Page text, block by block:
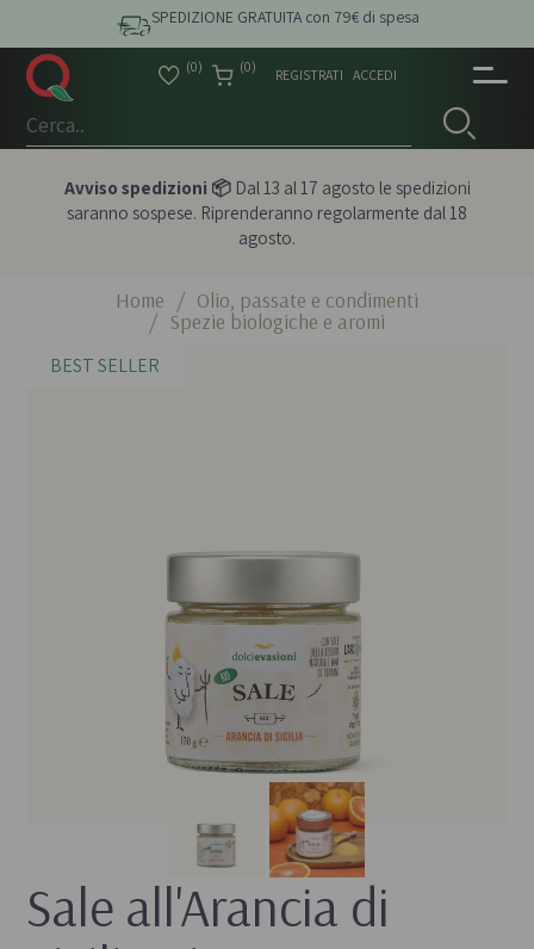
SPEDIZIONE GRATUITA con 79€ di spesa
(0) (0) REGISTRATI ACCEDI
Avviso spedizioni 📦Dal 13 al 17 agosto le spedizioni
saranno sospese. Riprenderanno regolarmente dal 18
agosto.
Home / Olio, passate e condimenti
/ Spezie biologiche e aromi
BEST SELLER
Sale all'Arancia di